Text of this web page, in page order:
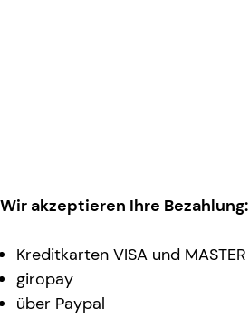
Wir akzeptieren Ihre Bezahlung:
Kreditkarten VISA und MASTER
giropay
über Paypal